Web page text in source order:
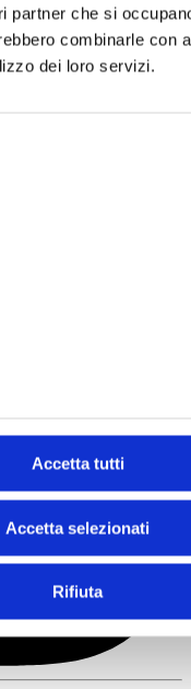
partner che si
combinarle con
dei loro servizi.
Accetta tutti
Accetta selezionati
Rifiuta
giuridica